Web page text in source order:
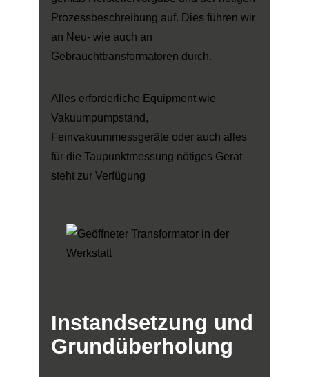
Prozessbeschreibung auf. Dies führen wir
an Neu- wie auch an
Gebrauchttransformatoren durch.
Alles erforderliche Equipment wie
Vakuumpumpstand,
Feinvakuummessgeräte oder auch alles
für die Taupunktmessung nötiges Gerät
steht zur Verfügung
Instandsetzung und
Grundüberholung